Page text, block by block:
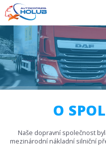
O
Naše dopravní společnost
mezinárodní nákladní silniční